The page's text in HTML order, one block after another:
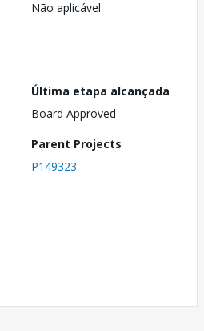
Não aplicável
Última etapa alcançada
Board Approved
Parent Projects
P149323